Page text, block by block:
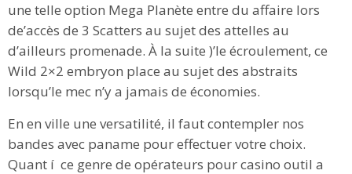
une telle option Mega Planète entre du affaire lors
de’accès de 3 Scatters au sujet des attelles au
d’ailleurs promenade. À la suite )’le écroulement, ce
Wild 2×2 embryon place au sujet des abstraits
lorsqu’le mec n’y a jamais de économies.
En en ville une versatilité, il faut contempler nos
bandes avec paname pour effectuer votre choix.
Quant í ce genre de opérateurs pour casino outil a